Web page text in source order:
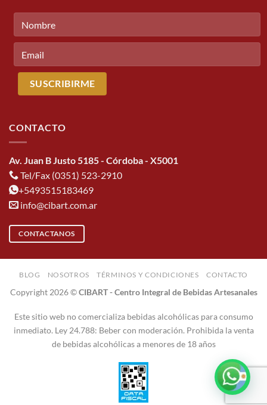
CONTACTO
Av. Juan B Justo 5185 - Córdoba - X5001
Tel/Fax (0351) 523-2910
+5493515183469
info@cibart.com.ar
CONTACTANOS
BLOG NOSOTROS TÉRMINOS Y CONDICIONES CONTACTO
Copyright 2026 ©CIBART - Centro Integral de Bebidas Artesanales
Este sitio web no comercializa bebidas alcohólicas para consumo
inmediato. Ley 24.788: Beber con moderación. Prohibida la venta
de bebidas alcohólicas a menores de 18 años